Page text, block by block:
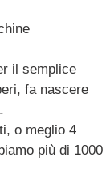
il semplice
fa nascere
o meglio 4
più di 1000